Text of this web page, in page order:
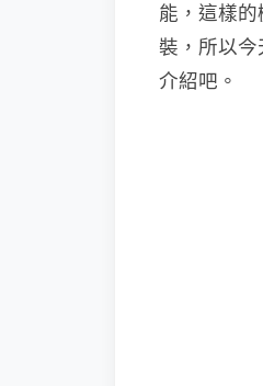
能，這樣
裝，所以
介紹吧。